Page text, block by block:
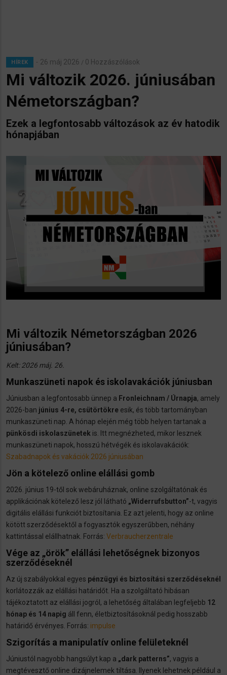
HÍREK 26 máj 2026 / 0 Hozzászólások
Mi változik 2026. júniusában
Németországban?
Ezek a legfontosabb változások az év hatodik
hónapjában
Mi változik Németországban 2026
júniusában?
Kelt: 2026 máj. 26.
Munkaszüneti napok és iskolavakációk júniusban
Júniusban a legfontosabb ünnep a Fronleichnam / Úrnapja, amely
2026-ban június 4-re, csütörtökre esik, és több tartományban
munkaszüneti nap. A hónap elején még több helyen tartanak a
pünkösdi iskolaszünetek is. Itt megnézheted, mikor lesznek
munkaszüneti napok, hosszú hétvégék és iskolavakációk:
Szabadnapok és vakációk 2026 júniusában
Jön a kötelező online elállási gomb
2026. június 19-től sok webáruháznak, online szolgáltatónak és
applikációnak kötelező lesz jól látható „Widerrufsbutton”-t, vagyis
digitális elállási funkciót biztosítania. Ez azt jelenti, hogy az online
kötött szerződésektől a fogyasztók egyszerűbben, néhány
kattintással elállhatnak. Forrás: Verbraucherzentrale
Vége az „örök” elállási lehetőségnek bizonyos
szerződéseknél
Az új szabályokkal egyes pénzügyi és biztosítási szerződéseknél
korlátozzák az elállási határidőt. Ha a szolgáltató hibásan
tájékoztatott az elállási jogról, a lehetőség általában legfeljebb 12
hónap és 14 napig áll fenn, életbiztosításoknál pedig hosszabb
határidő érvényes. Forrás: impulse
Szigorítás a manipulatív online felületeknél
Júniustól nagyobb hangsúlyt kap a „dark patterns”, vagyis a
megtévesztő online dizájnelemek tiltása. Ilyenek lehetnek például a